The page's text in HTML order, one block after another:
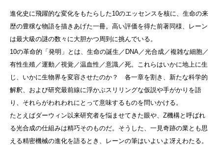
進化史に飛躍的な変化をもたらした10のエッセンスを核に、生命の来
歴の豊穣な物語を描きあげた一冊。高い評価を得た前著同様、レーン
は最大級の謎の数々に大胆かつ周到に挑んでいる。
10の革命的「発明」とは、生命の誕生／DNA／光合成／複雑な細胞／
有性生殖／運動／視覚／温血性／意識／死。これらはいかに地上に生
じ、いかに生物界を変容させたのか？ 各一章を割き、新たな科学的
解釈、および研究最前線に浮かぶスリリングな仮説や手がかりを語
り、それらがわれわれにとって意味するものを問いかける。
たとえばダーウィン以来研究者を悩ませてきた眼や、Z機構と呼ばれ
る光合成の仕組みは精巧そのものだ。そうした、一見奇跡の業とも思
える精密機械の進化を語るとき、レーンの筆はいよいよ冴えわたる。